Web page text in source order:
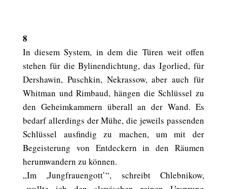
8
In diesem System, in dem die Türen weit offen
stehen für die Bylinendichtung, das Igorlied, für
Dershawin, Puschkin, Nekrassow, aber auch für
Whitman und Rimbaud, hängen die Schlüssel zu
den Geheimkammern überall an der Wand. Es
bedarf allerdings der Mühe, die jeweils passenden
Schlüssel ausfindig zu machen, um mit der
Begeisterung von Entdeckern in den Räumen
herumwandern zu können.
„Im ,Jungfrauengott’“, schreibt Chlebnikow,